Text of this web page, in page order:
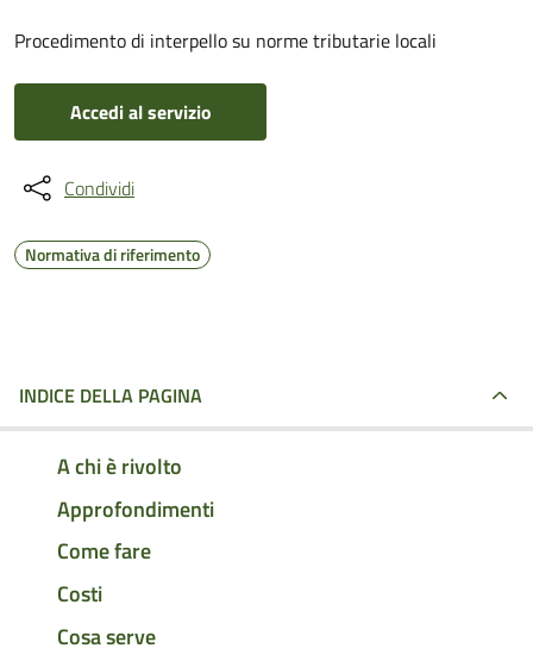
Procedimento di interpello su norme tributarie locali
Accedi al servizio
Condividi
Normativa di riferimento
INDICE DELLA PAGINA
A chi è rivolto
Approfondimenti
Come fare
Costi
Cosa serve